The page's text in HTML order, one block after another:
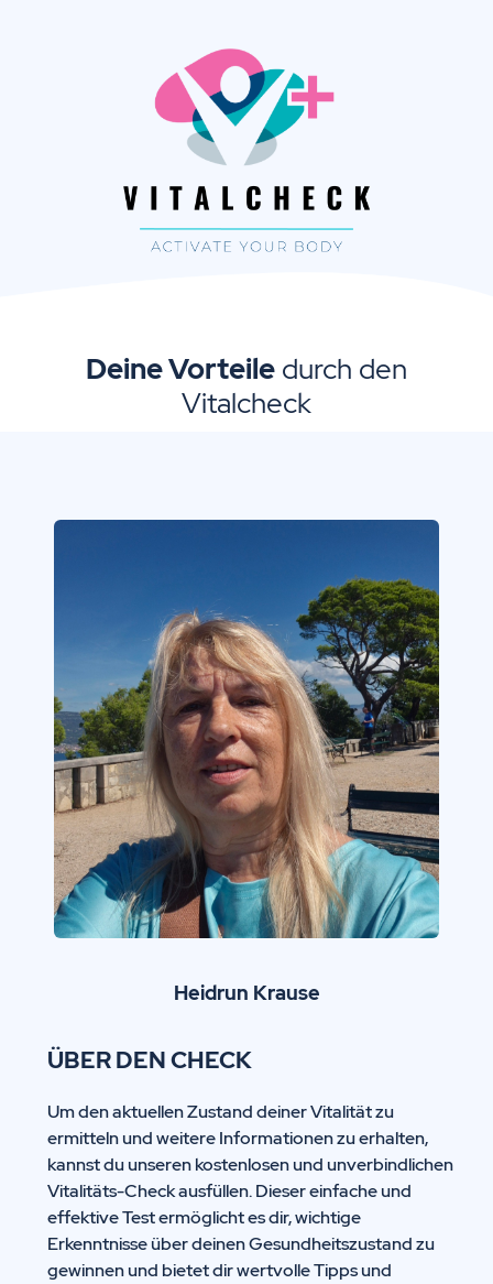
Deine Vorteile durch den
Vitalcheck
Heidrun Krause
ÜBER DEN CHECK
Um den aktuellen Zustand deiner Vitalität zu
ermitteln und weitere Informationen zu erhalten,
kannst du unseren kostenlosen und unverbindlichen
Vitalitäts-Check ausfüllen. Dieser einfache und
effektive Test ermöglicht es dir, wichtige
Erkenntnisse über deinen Gesundheitszustand zu
gewinnen und bietet dir wertvolle Tipps und